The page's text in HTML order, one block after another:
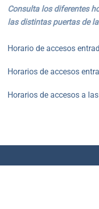
Consulta los diferentes
las distintas puertas de
Horario de accesos
Horarios de accesos
Horarios de accesos a